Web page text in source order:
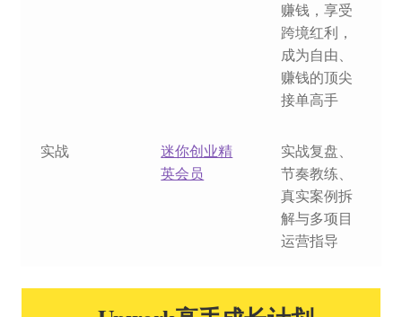
赚钱，享受
跨境红利，
成为自由、
赚钱的顶尖
接单高手
实战
迷你创业精
英会员
实战复盘、
节奏教练、
真实案例拆
解与多项目
运营指导